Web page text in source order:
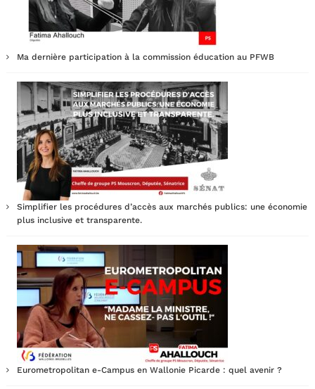
Ma dernière participation à la commission éducation au PFWB
Simplifier les procédures d’accès aux marchés publics: une économie
plus inclusive et transparente.
Eurometropolitan e-Campus en Wallonie Picarde : quel avenir ?